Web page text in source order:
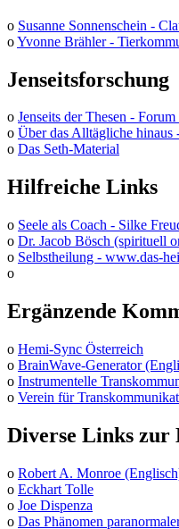
o Susanne Sonnenschein -
oYvonne Brähler -
Jenseitsforschung
o Jenseits der Thesen -
o Über das Alltägliche
o Das Seth-Material
Hilfreiche Links
o Seele als Coach - Silke
o Dr. Jacob Bösch (spirituell
o Selbstheilung - www.das-
o
Ergänzende
o Hemi-Sync Österreich
o BrainWave-Generator
o Instrumentelle
o Verein für
Diverse Links zur
o Robert A. Monroe
o Eckhart Tolle
o Joe Dispenza
o Das Phänomen